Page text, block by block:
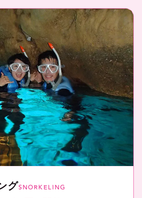
グSNORKELING